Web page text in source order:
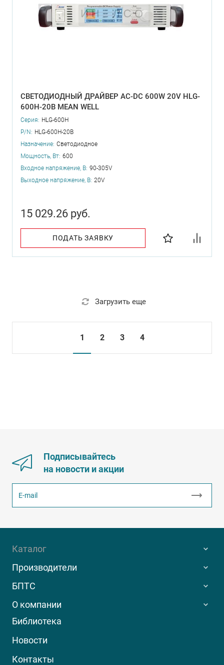
СВЕТОДИОДНЫЙ ДРАЙВЕР AC-DC 600W 20V HLG-
600H-20B MEAN WELL
Серия: HLG-600H
P/N: HLG-600H-20B
Назначение: Светодиодное
Мощность, Вт: 600
Входное напряжение, В: 90-305V
Выходное напряжение, В: 20V
15 029.26 руб.
ПОДАТЬ ЗАЯВКУ
Загрузить еще
1 2 3 4
Подписывайтесь
на новости и акции
Каталог
Производители
БПТС
О компании
Библиотека
Новости
Контакты